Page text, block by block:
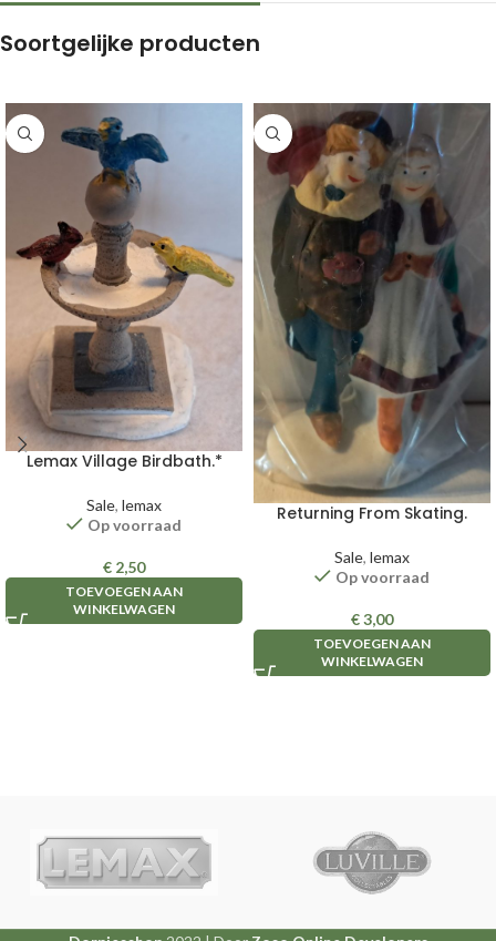
Soortgelijke producten
Lemax Village Birdbath.*
Sale, lemax
Op voorraad
€ 2,50
TOEVOEGEN AAN
WINKELWAGEN
Returning From Skating.
Sale, lemax
Op voorraad
€3,00
TOEVOEGEN AAN
WINKELWAGEN